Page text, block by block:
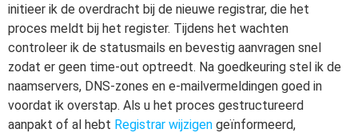
initieer ik de overdracht bij de nieuwe registrar, die het
proces meldt bij het register. Tijdens het wachten
controleer ik de statusmails en bevestig aanvragen snel
zodat er geen time-out optreedt. Na goedkeuring stel ik de
naamservers, DNS-zones en e-mailvermeldingen goed in
voordat ik overstap. Als u het proces gestructureerd
aanpakt of al hebt Registrar wijzigen geïnformeerd,